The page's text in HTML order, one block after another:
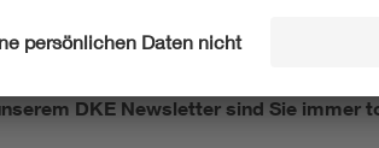
DKE Newsletter sind Sie immer